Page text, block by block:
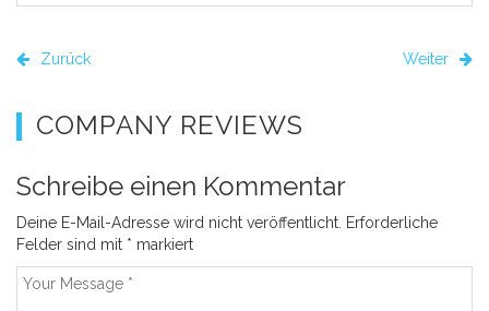
Zurück Weiter
COMPANY REVIEWS
Schreibe einen Kommentar
Deine E-Mail-Adresse wird nicht veröffentlicht. Erforderliche
Felder sind mit * markiert